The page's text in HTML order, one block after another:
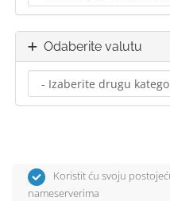
Odaberite valutu
Koristit ću svoju
nameserverima